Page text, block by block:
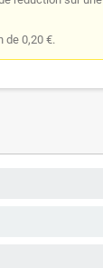
de 0,20 €.